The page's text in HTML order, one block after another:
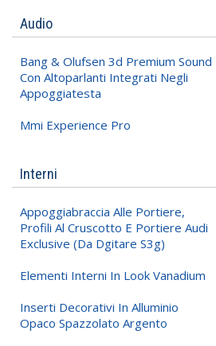
Audio
Bang & Olufsen 3d Premium Sound
Con Altoparlanti Integrati Negli
Appoggiatesta
Mmi Experience Pro
Interni
Appoggiabraccia Alle Portiere,
Profili Al Cruscotto E Portiere Audi
Exclusive (da Dgitare S3g)
Elementi Interni In Look Vanadium
Inserti Decorativi In Alluminio
Opaco Spazzolato Argento